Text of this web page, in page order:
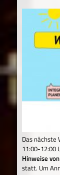
Das
11:00-12:00
Hinweise
statt. Um